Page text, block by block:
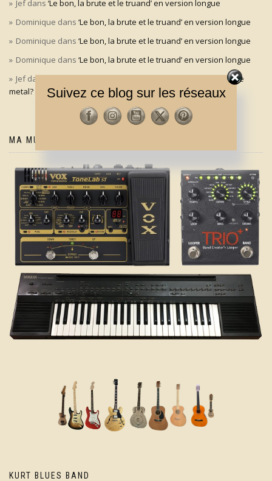
Jefdans ‘Le bon, la brute et le truand’ en version longue
Dominique dans ‘Le bon, la brute et le truand’ en version longue
Dominique dans ‘Le bon, la brute et le truand’ en version longue
Dominique dans ‘Le bon, la brute et le truand’ en version longue
JefdansAldo Maccione à l’origine du signe des cornes dans le
metal?
MA MUSIQUE
KURT BLUES BAND
Suivez ce blog sur les réseaux